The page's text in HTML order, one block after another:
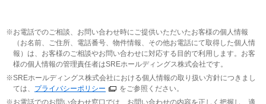
お電話でのご相談、お問い合わせ時にご提供いただいたお客様の個人情報
（お名前、ご住所、電話番号、物件情報、その他お電話にて取得した個人情
報）は、お客様のご相談やお問い合わせに対応する目的で利用します。お客
様の個人情報の管理責任者はSREホールディングス株式会社です。
SREホールディングス株式会社における個人情報の取り扱い方針につきまし
ては、 プライバシーポリシー
をご参照ください。
お電話でのお問い合わせ窓口では、お問い合わせの内容を正しく把握し、適